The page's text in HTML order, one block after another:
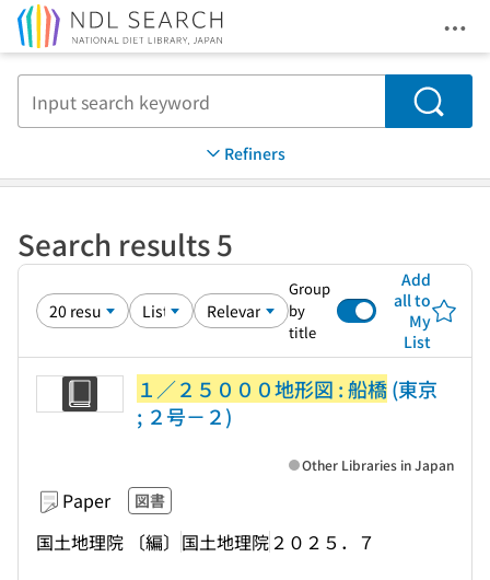
Search
Refiners
Search results 5
Group
by
title
Add
all to
My
List
１／２５０００地形図 : 船橋(東京
; ２号－２)
Paper 図書
国土地理院 〔編〕 国土地理院 ２０２５．７
Other Libraries in Japan